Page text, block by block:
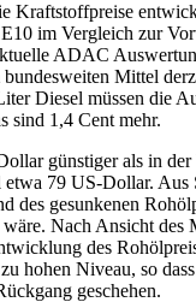
Kraftstoffpreise
im Vergleich zur
ADAC
Mittel
Diesel müssen die
sind 1,4 Cent mehr.
günstiger als in
79 US-Dollar.
des gesunkenen
wäre. Nach Ansicht
des
hohen Niveau, so
geschehen.